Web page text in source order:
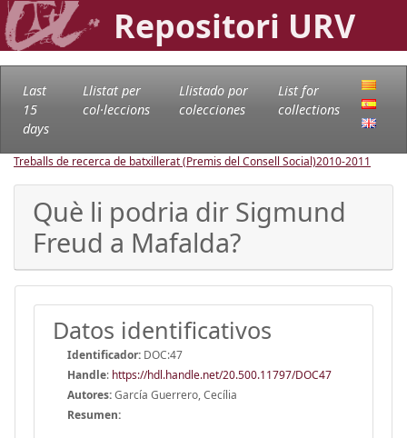
Repositori URV
Last
15
days
Llistat per
col·leccions
Llistado por
colecciones
List for
collections
Treballs de recerca de batxillerat (Premis del Consell Social)2010-2011
Què li podria dir Sigmund
Freud a Mafalda?
Datos identificativos
Identificador: DOC:47
Handle: https://hdl.handle.net/20.500.11797/DOC47
Autores:García Guerrero, Cecília
Resumen: